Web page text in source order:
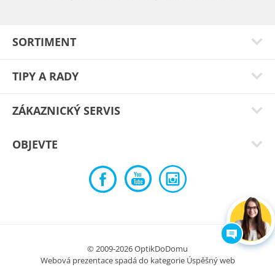
Mystikal blue
SORTIMENT
TIPY A RADY
ZÁKAZNICKÝ SERVIS
OBJEVTE
© 2009-2026 OptikDoDomu
Webová prezentace spadá do kategorie Úspěšný web